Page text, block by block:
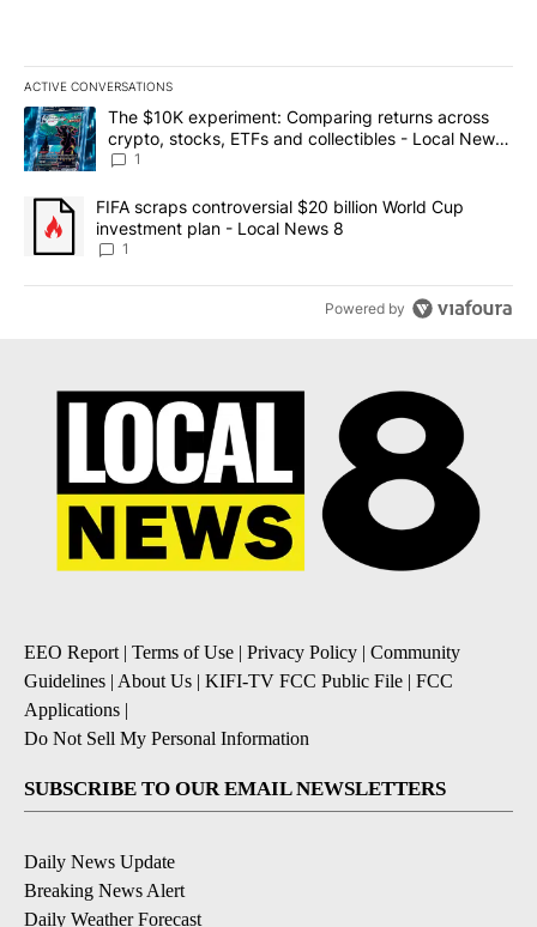
ACTIVE CONVERSATIONS
The following is a list of the most commented articles in the last
A trending article titled "The $10K experiment: Comparing
The $10K experiment: Comparing returns across
crypto, stocks, ETFs and collectibles - Local News
8
1
A trending article titled "FIFA scraps controversial $20 billion
FIFA scraps controversial $20 billion World Cup
investment plan - Local News 8
1
Powered by
EEO Report| Terms of Use | Privacy Policy | Community
Guidelines | About Us | KIFI-TV FCC Public File | FCC
Applications |
Do Not Sell My Personal Information
SUBSCRIBE TO OUR EMAIL NEWSLETTERS
Daily News Update
Breaking News Alert
Daily Weather Forecast